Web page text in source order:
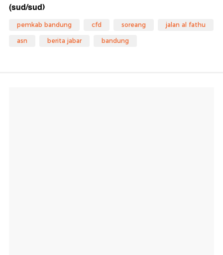
(sud/sud)
pemkab bandung cfd soreang jalan al fathu
asn berita jabar bandung